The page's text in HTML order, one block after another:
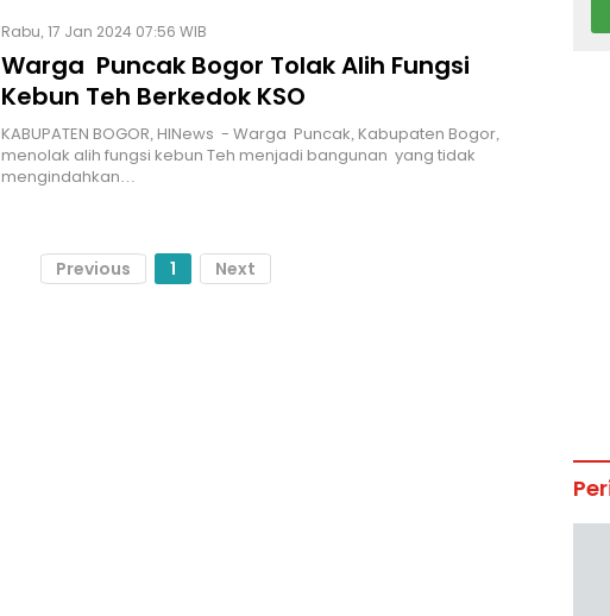
Rabu, 17 Jan 2024 07:56 WIB
Warga Puncak Bogor Tolak Alih Fungsi
Kebun Teh Berkedok KSO
KABUPATEN BOGOR, HINews - Warga Puncak, Kabupaten Bogor,
menolak alih fungsi kebun Teh menjadi bangunan yang tidak
mengindahkan…
Previous 1 Next